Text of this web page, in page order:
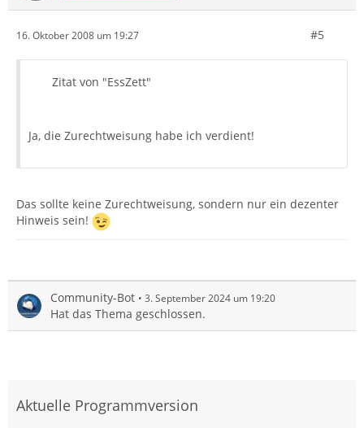
16. Oktober 2008 um 19:27 #5
Zitat von "EssZett"
Ja, die Zurechtweisung habe ich verdient!
Das sollte keine Zurechtweisung, sondern nur ein dezenter
Hinweis sein!
Community-Bot 3. September 2024 um 19:20
Hat das Thema geschlossen.
Aktuelle Programmversion